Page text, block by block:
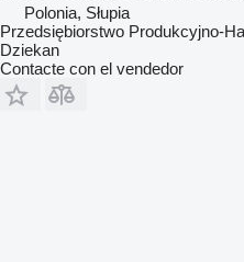
Polonia, Słupia
Przedsiębiorstwo Produkcyjno-
Dziekan
Contacte con el vendedor